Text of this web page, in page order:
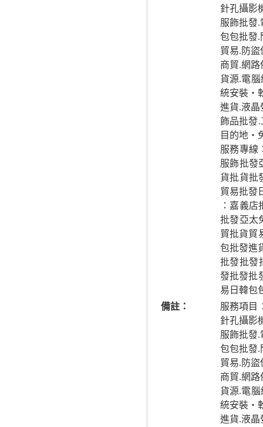
針孔攝影
服飾批發
包包批發
貿易.防
商貿.網
貨源.電
統安裝‧
進貨.液
飾品批發
目的地‧
服務專線
服飾批發
貨批貨批
貿易批發
：嘉義
批發亞太
貿批貨貿
包批發進
批發批發
發批發批
易日韓包
備註：
服務項目
針孔攝影
服飾批發
包包批發
貿易.防
商貿.網
貨源.電
統安裝‧
進貨.液